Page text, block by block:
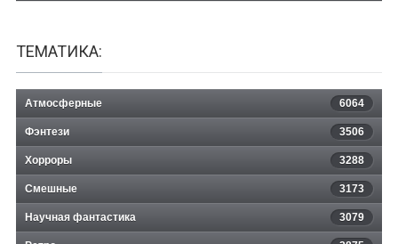
ТЕМАТИКА:
Атмосферные 6064
Фэнтези 3506
Хорроры 3288
Смешные 3173
Научная фантастика 3079